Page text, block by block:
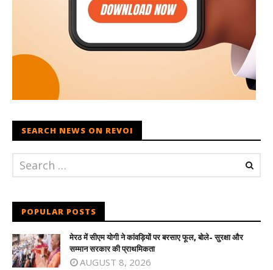
SEARCH NEWS ON REVOI
POPULAR POSTS
मेरठ में सीएम योगी ने कांवड़ियों पर बरसाए फूल, बोले- सुरक्षा और
सम्मान सरकार की प्राथमिकता
AUGUST 8, 2026